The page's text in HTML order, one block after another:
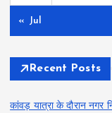
« Jul
Recent Posts
कांवड़ यात्रा के दौरान नगर